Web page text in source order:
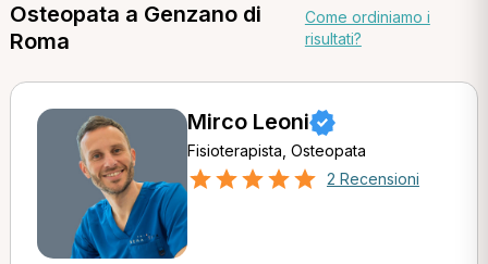
Osteopata a Genzano di
Roma
Come ordiniamo i
risultati?
Mirco Leoni
Fisioterapista, Osteopata
2 Recensioni